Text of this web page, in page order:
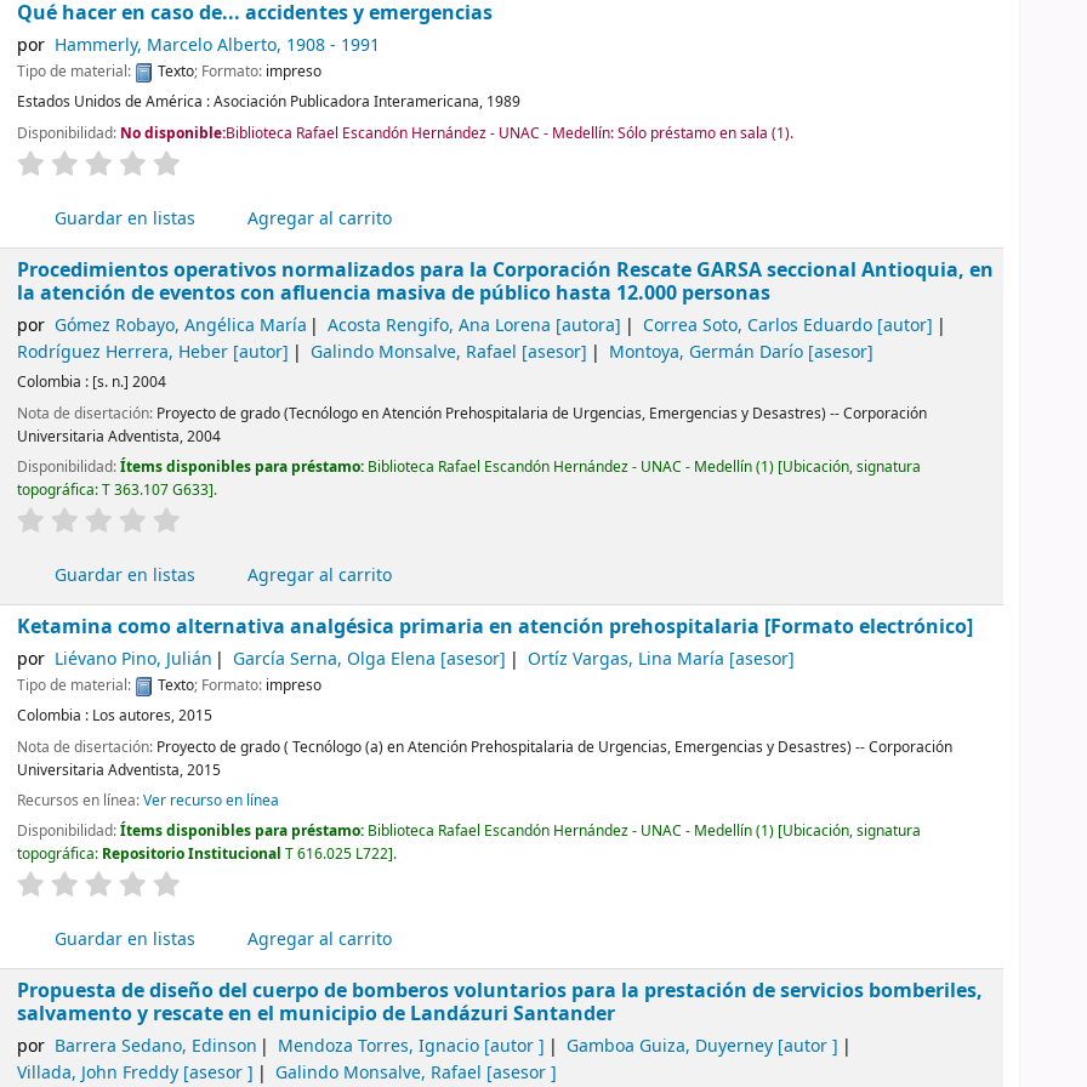
Qué hacer en caso de... accidentes y emergencias
por Hammerly, Marcelo Alberto, 1908 - 1991
Tipo de material: Texto; Formato: impreso
Estados Unidos de América :Asociación Publicadora Interamericana, 1989
Disponibilidad: No disponible:Biblioteca Rafael Escandón Hernández - UNAC - Medellín: Sólo préstamo en sala (1).
valoración
Guardar en listas Agregar al carrito
Procedimientos operativos normalizados para la Corporación Rescate GARSA seccional Antioquia, en
la atención de eventos con afluencia masiva de público hasta 12.000 personas
por Gómez Robayo, Angélica María Acosta Rengifo, Ana Lorena [autora] Correa Soto, Carlos Eduardo [autor]
Rodríguez Herrera, Heber [autor] Galindo Monsalve, Rafael [asesor] Montoya, Germán Darío[asesor]
Colombia : [s. n.] 2004
Nota de disertación: Proyecto de grado (Tecnólogo en Atención Prehospitalaria de Urgencias, Emergencias y Desastres) -- Corporación
Universitaria Adventista, 2004
Disponibilidad:Ítems disponibles para préstamo: Biblioteca Rafael Escandón Hernández - UNAC - Medellín(1) Ubicación, signatura
topográfica:T 363.107 G633 .
valoración
Guardar en listas Agregar al carrito
Ketamina como alternativa analgésica primaria en atención prehospitalaria [Formato electrónico]
por Liévano Pino, Julián García Serna, Olga Elena [asesor] Ortíz Vargas, Lina María [asesor]
Tipo de material: Texto; Formato: impreso
Colombia : Los autores,2015
Nota de disertación: Proyecto de grado ( Tecnólogo (a) en Atención Prehospitalaria de Urgencias, Emergencias y Desastres) -- Corporación
Universitaria Adventista, 2015
Recursos en línea:Ver recurso en línea
Disponibilidad:Ítems disponibles para préstamo: Biblioteca Rafael Escandón Hernández - UNAC - Medellín(1) Ubicación, signatura
topográfica: Repositorio InstitucionalT 616.025 L722 .
valoración
Guardar en listas Agregar al carrito
Propuesta de diseño del cuerpo de bomberos voluntarios para la prestación de servicios bomberiles,
salvamento y rescate en el municipio de Landázuri Santander
por Barrera Sedano, Edinson Mendoza Torres, Ignacio [autor ] Gamboa Guiza, Duyerney [autor ]
Villada, John Freddy [asesor ] Galindo Monsalve, Rafael [asesor ]